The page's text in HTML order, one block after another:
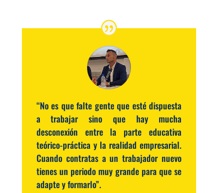
“No es que falte gente que esté dispuesta
a trabajar sino que hay mucha
desconexión entre la parte educativa
teórico-práctica y la realidad empresarial.
Cuando contratas a un trabajador nuevo
tienes un periodo muy grande para que se
adapte y formarlo”.